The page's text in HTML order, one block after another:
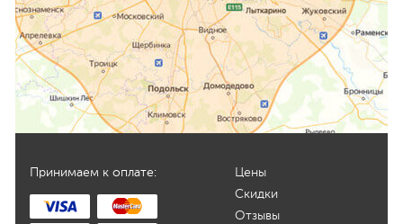
Принимаем к оплате:
Цены
Скидки
Отзывы